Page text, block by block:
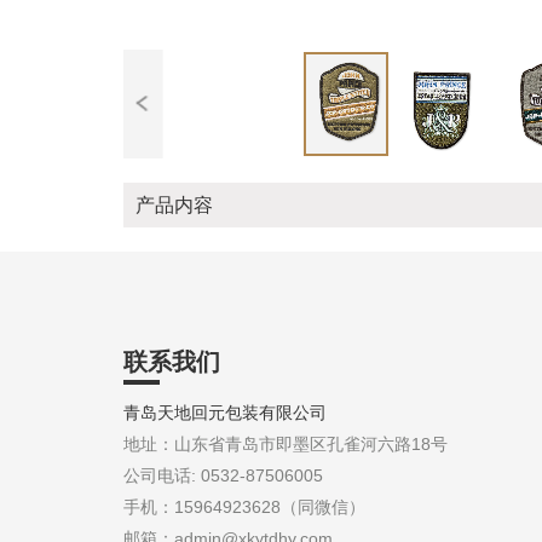
产品内容
联系我们
青岛天地回元包装有限公司
地址：山东省青岛市即墨区孔雀河六路18号
公司电话: 0532-87506005
手机：15964923628（同微信）
邮箱：admin@xkytdhy.com